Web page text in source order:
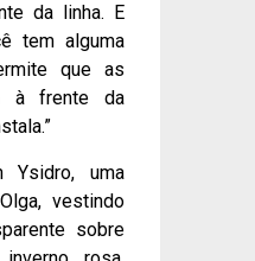
da linha. E
tem alguma
que as
à frente da
Ysidro, uma
vestindo
sobre